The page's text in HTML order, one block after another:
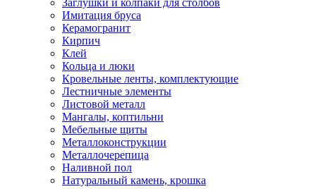
Заглушки и колпаки для столбов
Имитация бруса
Керамогранит
Кирпич
Клей
Кольца и люки
Кровельные ленты, комплектующие
Лестничные элементы
Листовой металл
Мангалы, коптильни
Мебельные щиты
Металлоконструкции
Металлочерепица
Наливной пол
Натуральный камень, крошка